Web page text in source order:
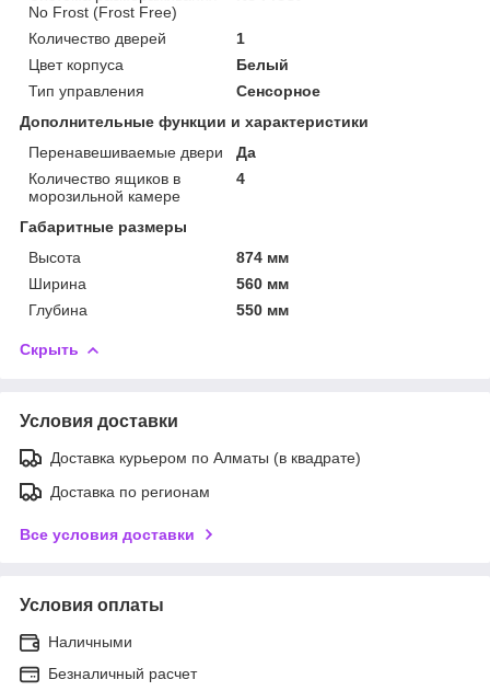
No Frost (Frost Free)
Количество дверей
1
Цвет корпуса
Белый
Тип управления
Сенсорное
Дополнительные функции и характеристики
Перенавешиваемые двери
Да
Количество ящиков в
морозильной камере
4
Габаритные размеры
Высота
874 мм
Ширина
560 мм
Глубина
550 мм
Скрыть
Условия доставки
Доставка курьером по Алматы (в квадрате)
Доставка по регионам
Все условия доставки
Условия оплаты
Наличными
Безналичный расчет